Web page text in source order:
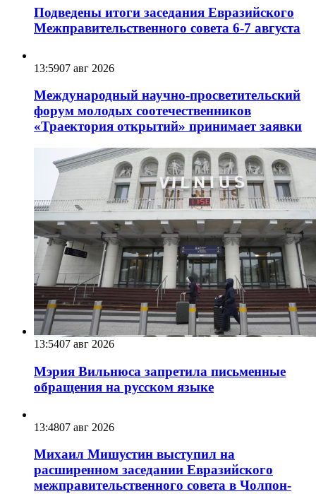
Подведены итоги заседания Евразийского
Межправительственного совета 6-7 августа
13:5907 авг 2026
Международный научно-просветительский
форум молодых соотечественников
«Траектория открытий» принимает заявки
13:5407 авг 2026
Мэрия Вильнюса запретила письменные
обращения на русском языке
13:4807 авг 2026
Михаил Мишустин выступил на
расширенном заседании Евразийского
межправительственного совета в Чолпон-